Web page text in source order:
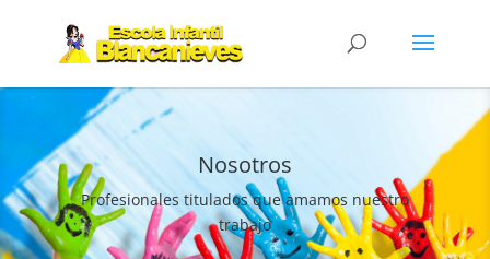
Nosotros
Profesionales titulados que amamos nuestro
trabajo